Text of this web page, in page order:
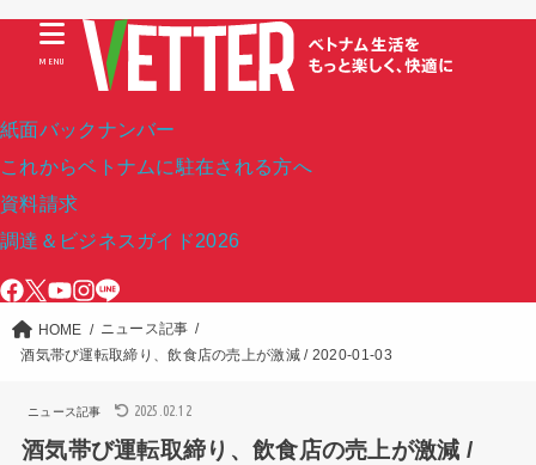
紙面バックナンバー
これからベトナムに駐在される方へ
資料請求
調達＆ビジネスガイド2026
MENU
HOME
ニュース記事
酒気帯び運転取締り、飲食店の売上が激減 / 2020-01-03
ニュース記事 2025.02.12
酒気帯び運転取締り、飲食店の売上が激減 /